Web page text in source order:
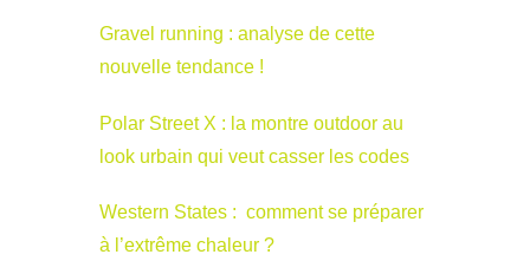
Gravel running : analyse de cette
nouvelle tendance !
Polar Street X : la montre outdoor au
look urbain qui veut casser les codes
Western States : comment se préparer
à l’extrême chaleur ?